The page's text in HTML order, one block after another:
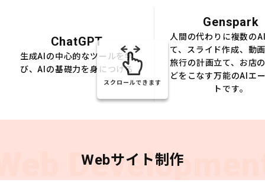
ChatGPT
生成AIの中心的なツールを学
び、AIの基礎力を身につける
Genspark
人間の代わりに複数の
て、スライド作成、動
旅行の計画立て、お店
どをこなす万能のAIエ
トです。
スクロールできます
Webサイト制作